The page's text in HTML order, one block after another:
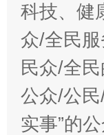
科技、健
众/全民
民众/全
公众/公
实事”的